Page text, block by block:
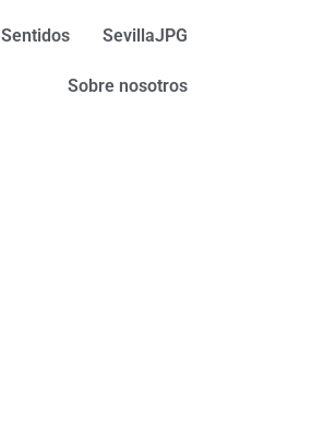
SevillaJPG
Sobre nosotros